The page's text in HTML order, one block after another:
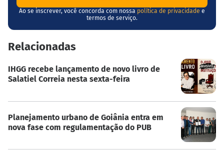
Ao se inscrever, você concorda com nossa política de privacidade e
termos de serviço.
Relacionadas
IHGG recebe lançamento de novo livro de
Salatiel Correia nesta sexta-feira
Planejamento urbano de Goiânia entra em
nova fase com regulamentação do PUB